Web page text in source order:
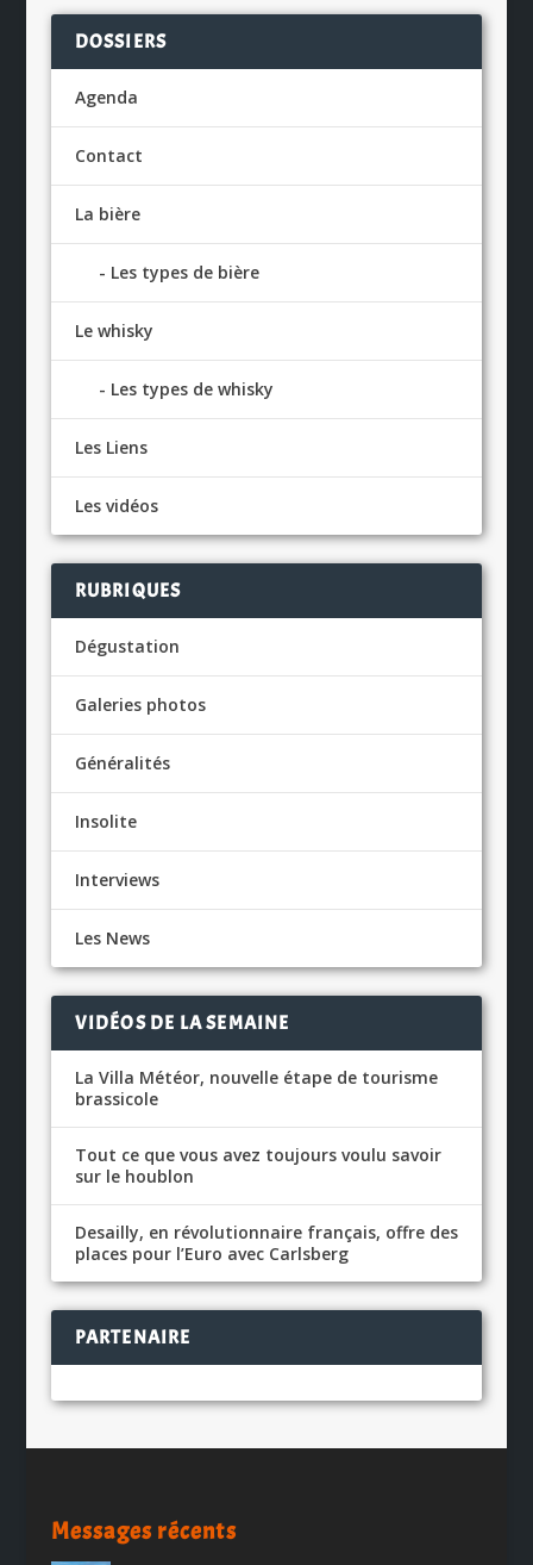
DOSSIERS
Agenda
Contact
La bière
Les types de bière
Le whisky
Les types de whisky
Les Liens
Les vidéos
RUBRIQUES
Dégustation
Galeries photos
Généralités
Insolite
Interviews
Les News
VIDÉOS DE LA SEMAINE
La Villa Météor, nouvelle étape de tourisme
brassicole
Tout ce que vous avez toujours voulu savoir
sur le houblon
Desailly, en révolutionnaire français, offre des
places pour l’Euro avec Carlsberg
PARTENAIRE
Messages récents